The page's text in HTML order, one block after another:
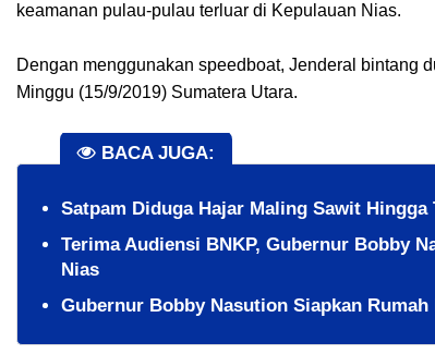
keamanan pulau-pulau terluar di Kepulauan Nias.
Dengan menggunakan speedboat, Jenderal bintang
Minggu (15/9/2019) Sumatera Utara.
BACA JUGA:
​Satpam Diduga Hajar Maling Sawit
Terima Audiensi BNKP, Gubernur Bobby
Nias
Gubernur Bobby Nasution Siapkan